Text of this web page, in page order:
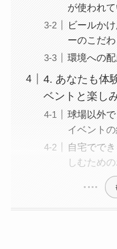
が使われ
ビールか
ーのこだわ
環境への
4. あなたも体
ベントと楽し
球場以外
イベント
自宅でで
しむため